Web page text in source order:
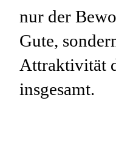
nur der
Gute,
Attraktivität
insgesamt.